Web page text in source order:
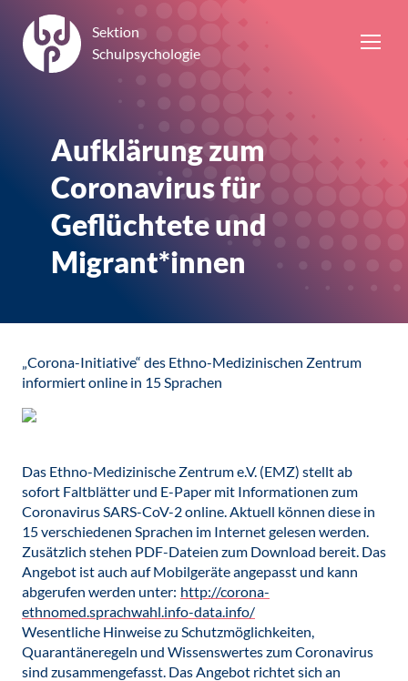
Sektion
Schulpsychologie
Aufklärung zum
Coronavirus für
Geflüchtete und
Migrant*innen
„Corona-Initiative“ des Ethno-Medizinischen Zentrum
informiert online in 15 Sprachen
Das Ethno-Medizinische Zentrum e.V. (EMZ) stellt ab
sofort Faltblätter und E-Paper mit Informationen zum
Coronavirus SARS-CoV-2 online. Aktuell können diese in
15 verschiedenen Sprachen im Internet gelesen werden.
Zusätzlich stehen PDF-Dateien zum Download bereit. Das
Angebot ist auch auf Mobilgeräte angepasst und kann
abgerufen werden unter: http://corona-
ethnomed.sprachwahl.info-data.info/
Wesentliche Hinweise zu Schutzmöglichkeiten,
Quarantäneregeln und Wissenswertes zum Coronavirus
sind zusammengefasst. Das Angebot richtet sich an